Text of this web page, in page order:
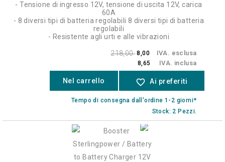
- Tensione di ingresso 12V, tensione di uscita 12V, carica
60A
- 8 diversi tipi di batteria regolabili 8 diversi tipi di batteria
regolabili
- Resistente agli urti e alle vibrazioni
218,00 8,00 IVA. esclusa
8,65 IVA. inclusa
Nel carrello favorite_border Ai preferiti
Tempo di consegna dall'ordine 1-2 giorni*
Stock: 2 Pezzi.